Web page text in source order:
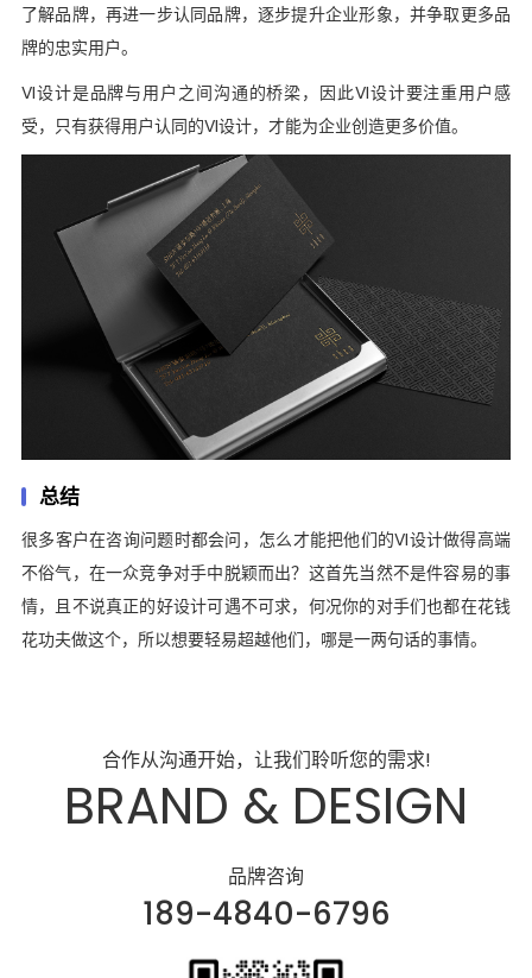
了解品牌，再进一步认同品牌，逐步提升企业形象，并争取更多品
牌的忠实用户。
VI设计是品牌与用户之间沟通的桥梁，因此VI设计要注重用户感
受，只有获得用户认同的VI设计，才能为企业创造更多价值。
总结
很多客户在咨询问题时都会问，怎么才能把他们的VI设计做得高端
不俗气，在一众竞争对手中脱颖而出？这首先当然不是件容易的事
情，且不说真正的好设计可遇不可求，何况你的对手们也都在花钱
花功夫做这个，所以想要轻易超越他们，哪是一两句话的事情。
合作从沟通开始，让我们聆听您的需求!
BRAND & DESIGN
品牌咨询
189-4840-6796